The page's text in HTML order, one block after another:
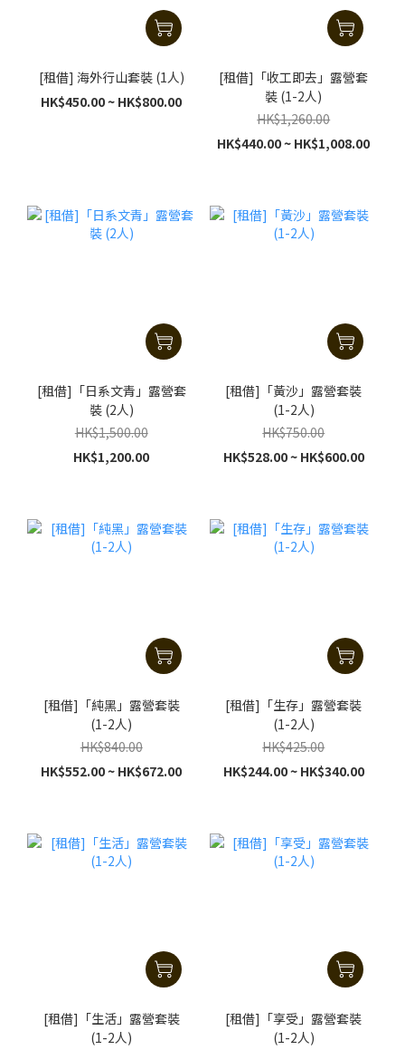
[租借] 海外行山套裝 (1人)
HK$450.00 ~ HK$800.00
[租借]「收工即去」露營套
裝 (1-2人)
HK$1,260.00
HK$440.00 ~ HK$1,008.00
[租借]「日系文青」露營套
裝 (2人)
HK$1,500.00
HK$1,200.00
[租借]「黃沙」露營套裝
(1-2人)
HK$750.00
HK$528.00 ~ HK$600.00
[租借]「純黑」露營套裝
(1-2人)
HK$840.00
HK$552.00 ~ HK$672.00
[租借]「生存」露營套裝
(1-2人)
HK$425.00
HK$244.00 ~ HK$340.00
[租借]「生活」露營套裝
(1-2人)
[租借]「享受」露營套裝
(1-2人)